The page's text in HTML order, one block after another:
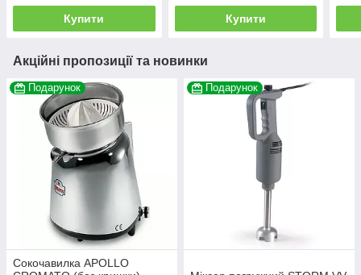
Купити Купити
Акційні пропозиції та новинки
Подарунок
Сокочавилка APOLLO
Подарунок